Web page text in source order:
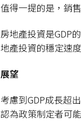
值得一提的是，銷
房地產投資是GDP
地產投資的穩定速
展望
考慮到GDP成長超
認為政策制定者可